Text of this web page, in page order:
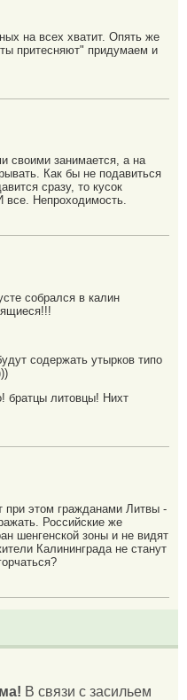
на всех хватит. Опять же
притесняют" придумаем и
своими занимается, а на
Как бы не подавиться
сразу, то кусок
все. Непроходимость.
собрался в калин
содержать утырков типо
братцы литовцы! Нихт
при этом гражданами Литвы -
Российские же
шенгенской зоны и не видят
Калининграда не станут
В связи с засильем